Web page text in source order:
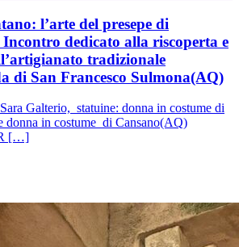
l’arte del presepe di
dedicato alla riscoperta e
tradizionale
di San Francesco Sulmona(AQ)
Galterio, statuine: donna in costume di
donna in costume di Cansano(AQ)
[…]